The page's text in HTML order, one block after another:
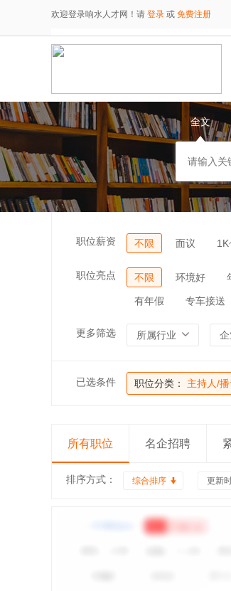
欢迎登录响水人才网！请 登录 或 免费注册
全文
职位薪资 不限 面议
职位亮点 不限 环境好
有年假 专车接送
更多筛选 所属行业
已选条件 职位分类： 主持人/
所有职位 名企招聘
排序方式： 综合排序 更新